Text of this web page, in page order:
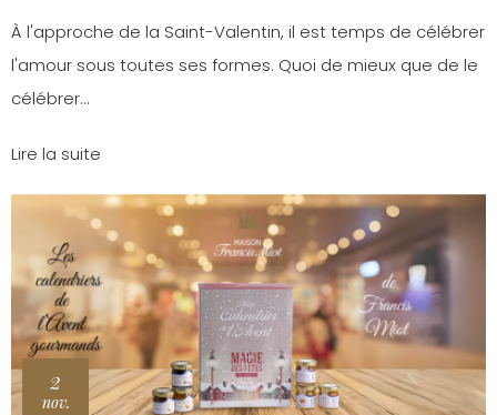
À l'approche de la Saint-Valentin, il est temps de célébrer
l'amour sous toutes ses formes. Quoi de mieux que de le
célébrer...
Lire la suite
2
nov.